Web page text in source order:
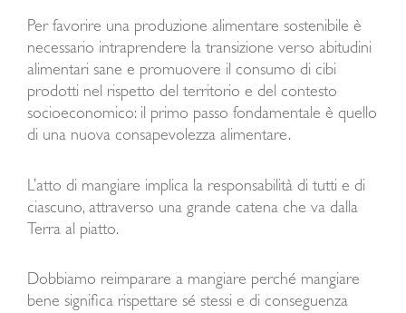
Per favorire una produzione alimentare sostenibile è
necessario intraprendere la transizione verso abitudini
alimentari sane e promuovere il consumo di cibi
prodotti nel rispetto del territorio e del contesto
socioeconomico: il primo passo fondamentale è quello
di una nuova consapevolezza alimentare.
L’atto di mangiare implica la responsabilità di tutti e di
ciascuno, attraverso una grande catena che va dalla
Terra al piatto.
Dobbiamo reimparare a mangiare perché mangiare
bene significa rispettare sé stessi e di conseguenza